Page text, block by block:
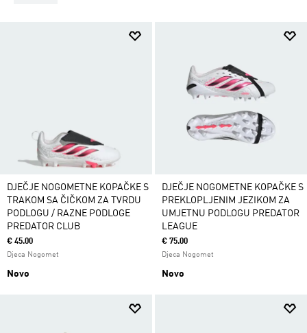
DJEČJE NOGOMETNE KOPAČKE S
TRAKOM SA ČIČKOM ZA TVRDU
PODLOGU / RAZNE PODLOGE
PREDATOR CLUB
€ 45.00
Djeca Nogomet
Novo
DJEČJE NOGOMETNE KOPAČKE S
PREKLOPLJENIM JEZIKOM ZA
UMJETNU PODLOGU PREDATOR
LEAGUE
€ 75.00
Djeca Nogomet
Novo